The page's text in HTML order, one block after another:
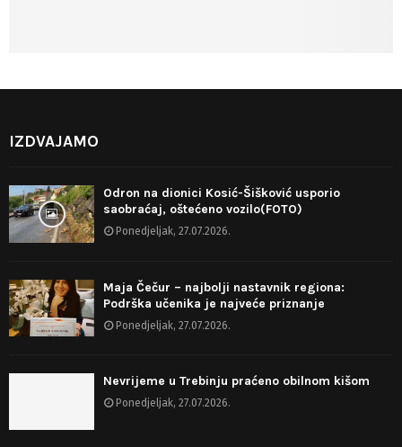
IZDVAJAMO
Odron na dionici Kosić-Šišković usporio
saobraćaj, oštećeno vozilo(FOTO)
Ponedjeljak, 27.07.2026.
Maja Čečur – najbolji nastavnik regiona:
Podrška učenika je najveće priznanje
Ponedjeljak, 27.07.2026.
Nevrijeme u Trebinju praćeno obilnom kišom
Ponedjeljak, 27.07.2026.